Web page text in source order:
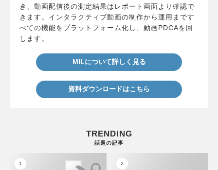
き、動画配信後の測定結果はレポート画面より確認で
きます。インタラクティブ動画の制作から運用まです
べての機能をプラットフォーム化し、動画PDCAを回
します。
MILについて詳しく見る
資料ダウンロードはこちら
TRENDING
話題の記事